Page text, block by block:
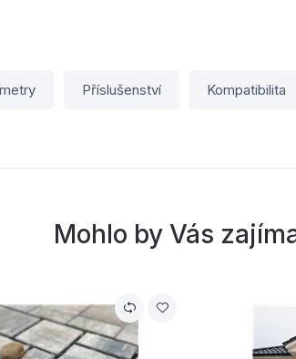
Příslušenství Kompatibilita
Mohlo by Vás